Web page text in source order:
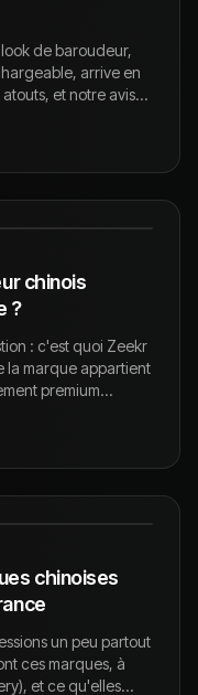
de baroudeur,
arrive en
et notre avis
chinois
?
: c'est quoi Zeekr
la marque appartient
premium
chinoises
un peu partout
ces marques, à
et ce qu'elles